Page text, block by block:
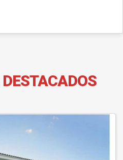
DESTACADOS